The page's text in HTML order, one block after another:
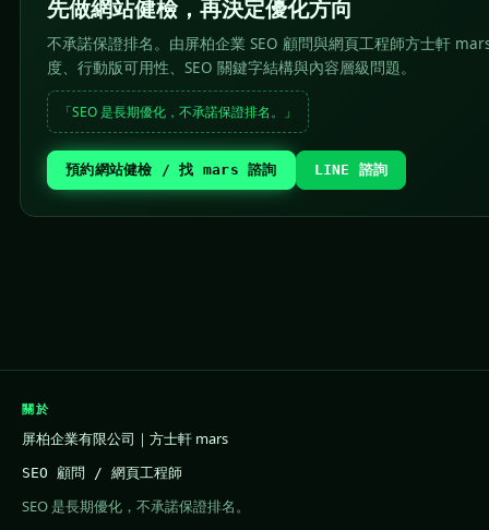
先做網站健檢，再決定優化方向
不承諾保證排名。由屏柏企業 SEO 顧問與網頁工程師方士軒
度、行動版可用性、SEO 關鍵字結構與內容層級問題。
「SEO 是長期優化，不承諾保證排名。」
預約網站健檢 / 找 mars 諮詢 LINE 諮詢
關於
屏柏企業有限公司｜方士軒 mars
SEO 顧問 / 網頁工程師
SEO 是長期優化，不承諾保證排名。